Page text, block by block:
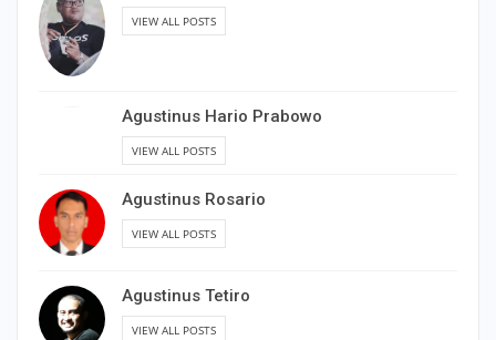
VIEW ALL POSTS
Agustinus Hario Prabowo
VIEW ALL POSTS
Agustinus Rosario
VIEW ALL POSTS
Agustinus Tetiro
VIEW ALL POSTS